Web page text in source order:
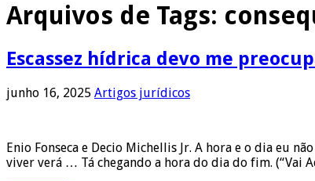
Arquivos de Tags:
Escassez hídrica devo me
junho 16, 2025 Artigos jurídicos
Enio Fonseca e Decio Michellis Jr. A hora e o dia eu
viver verá … Tá chegando a hora do dia do fim. (“Vai